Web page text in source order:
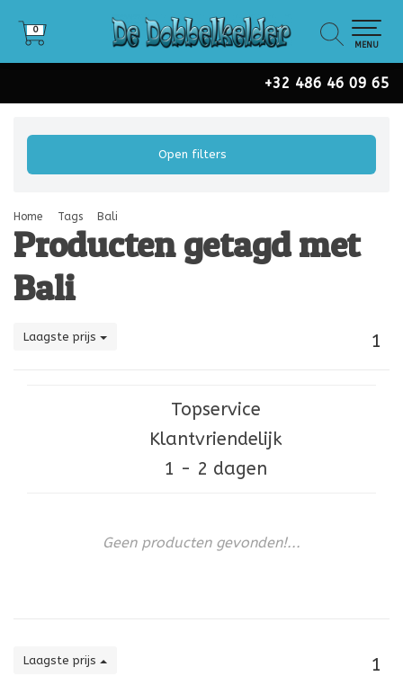
+32 486 46 09 65
0
0
MENU
Open filters
Home Tags Bali
Producten getagd met
Bali
Laagste prijs 1
Topservice
Klantvriendelijk
1 - 2 dagen
Geen producten gevonden!...
Laagste prijs 1